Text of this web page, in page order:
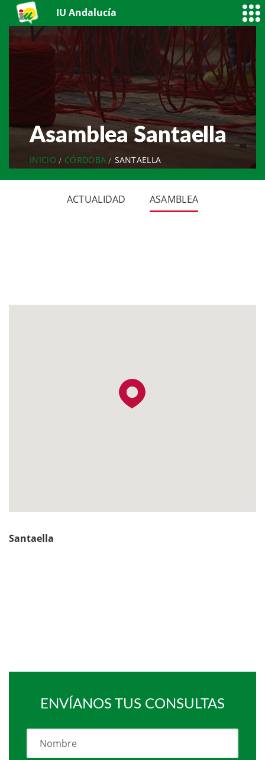
IU Andalucía
Asamblea Santaella
INICIO CÓRDOBA SANTAELLA
ACTUALIDAD ASAMBLEA
Santaella
ENVÍANOS TUS CONSULTAS